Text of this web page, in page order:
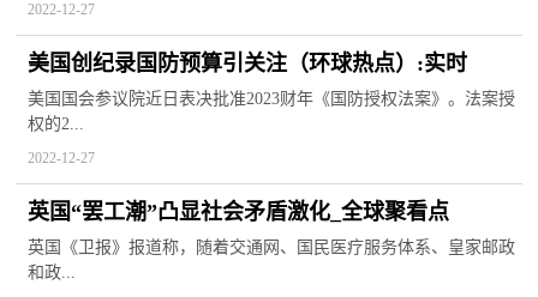
2022-12-27
美国创纪录国防预算引关注（环球热点）:实时
美国国会参议院近日表决批准2023财年《国防授权法案》。法案授
权的2...
2022-12-27
英国“罢工潮”凸显社会矛盾激化_全球聚看点
英国《卫报》报道称，随着交通网、国民医疗服务体系、皇家邮政
和政...